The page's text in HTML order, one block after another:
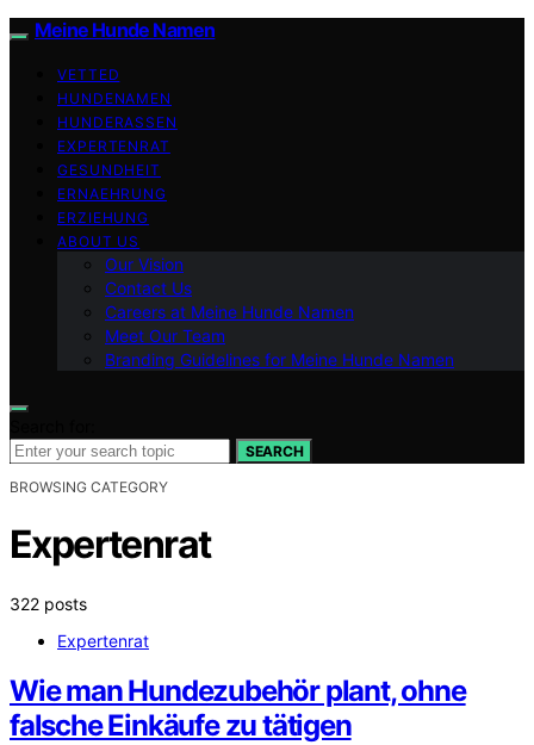
Meine Hunde Namen
VETTED
HUNDENAMEN
HUNDERASSEN
EXPERTENRAT
GESUNDHEIT
ERNAEHRUNG
ERZIEHUNG
ABOUT US
Our Vision
Contact Us
Careers at Meine Hunde Namen
Meet Our Team
Branding Guidelines for Meine Hunde Namen
SEARCH
BROWSING CATEGORY
Expertenrat
322 posts
Expertenrat
Wie man Hundezubehör plant, ohne
falsche Einkäufe zu tätigen